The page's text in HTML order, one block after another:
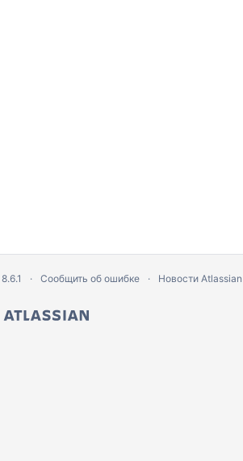
8.6.1 Сообщить об ошибке Новости Atlassian